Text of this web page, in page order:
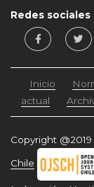
Redes sociales
Inicio
actual
Copyright
Chile